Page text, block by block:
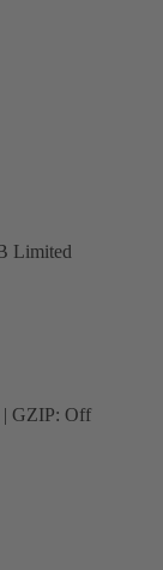
Limited
| GZIP: Off